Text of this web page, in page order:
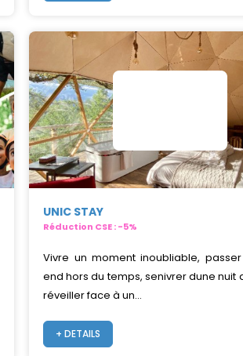
UNIC STAY
Réduction CSE : -5%
Vivre un moment inoubliable,
end hors du temps, senivrer dune nuit
réveiller face à un...
+ DETAILS